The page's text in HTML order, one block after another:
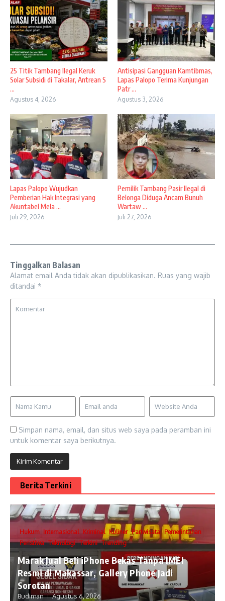
25 Titik Tambang Ilegal Keruk
Solar Subsidi di Takalar, Antrean S
...
Agustus 4, 2026
Antisipasi Gangguan Kamtibmas,
Lapas Palopo Terima Kunjungan
Patr ...
Agustus 3, 2026
Lapas Palopo Wujudkan
Pemberian Hak Integrasi yang
Akuntabel Mela ...
Juli 29, 2026
Pemilik Tambang Pasir Ilegal di
Belonga Diduga Ancam Bunuh
Wartaw ...
Juli 27, 2026
Tinggalkan Balasan
Alamat email Anda tidak akan dipublikasikan. Ruas yang wajib
ditandai *
Simpan nama, email, dan situs web saya pada peramban ini
untuk komentar saya berikutnya.
Berita Terkini
Hukum Internasional Kriminal Kuliner Pariwisata Pemerintahan
Peristiwa Teknologi Terkini Trending
​Marak Jual Beli iPhone Bekas Tanpa IMEI
Resmi di Makassar, Gallery Phone Jadi
Sorotan
Budiman Agustus 6, 2026